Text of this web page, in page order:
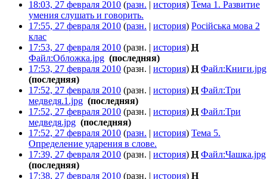
18:03, 27 февраля 2010 (разн. | история) Тема 1. Развитие
умения слушать и говорить.
17:55, 27 февраля 2010 (разн. | история) Російська мова 2
клас
17:53, 27 февраля 2010 (разн. | история) Н
Файл:Обложка.jpg (последняя)
17:53, 27 февраля 2010 (разн. | история) Н Файл:Книги.jpg
(последняя)
17:52, 27 февраля 2010 (разн. | история) Н Файл:Три
медведя.1.jpg (последняя)
17:52, 27 февраля 2010 (разн. | история) Н Файл:Три
медведя.jpg (последняя)
17:52, 27 февраля 2010 (разн. | история) Тема 5.
Определение ударения в слове.
17:39, 27 февраля 2010 (разн. | история) Н Файл:Чашка.jpg
(последняя)
17:38, 27 февраля 2010 (разн. | история) Н